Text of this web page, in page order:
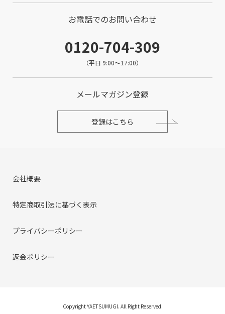
お電話でのお問い合わせ
0120-704-309
（平日 9:00～17:00）
メールマガジン登録
登録はこちら
会社概要
特定商取引法に基づく表示
プライバシーポリシー
返金ポリシー
Copyright YAETSUMUGI. All Right Reserved.